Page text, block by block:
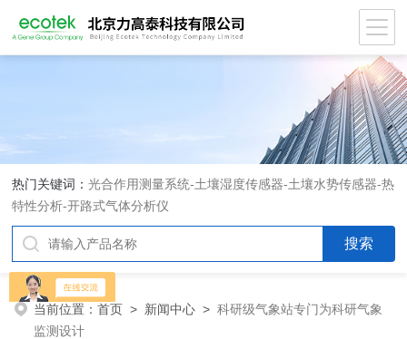
热门关键词：光合作用测量系统-土壤湿度传感器-土壤水势传感器-热
特性分析-开路式气体分析仪
当前位置：首页 > 新闻中心 >科研级气象站专门为科研气象
监测设计